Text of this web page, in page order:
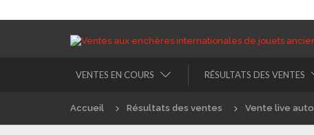
VENTES EN COURS RÉSULTATS DES VENTES
Accueil Résultats des ventes Vente live auto